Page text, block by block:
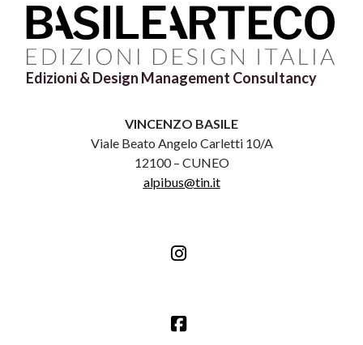
Edizioni & Design Management Consultancy
VINCENZO BASILE
Viale Beato Angelo Carletti 10/A
12100 – CUNEO
alpibus@tin.it